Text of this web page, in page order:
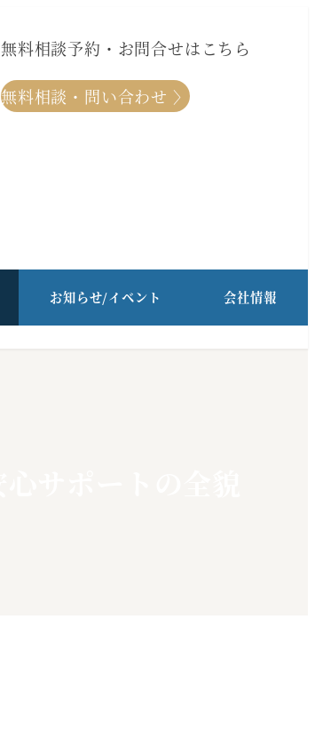
無料相談予約・お問合せはこちら
無料相談・問い合わせ 〉
お知らせ/イベント 会社情報